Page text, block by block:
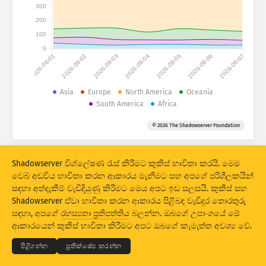
ප්‍රහාර සංඛ්‍යා ලේඛන: උපාංග
දත්ත කට්ටලය
යාවත්කාලීන කරන්න යළි සකසන්න
PNG ලෙස බාගත කරන්න
2026-08-01 2026-08-02 2026-08-03 2026-08-04 2026-08-05 2026-08-06 2026-08-07
0
100
200
300
Asia Europe North America
Oceania
South America
Africa
© 2026 The Shadowserver Foundation
© 2026THE SHADOWSERVER FOUNDATION
රහස්‍යභාවය සහ කොන්දේසි
අපව අමතන්න ණය
භාෂාව
Shadowserver විශ්ලේෂණ රැස් කිරීමට කුකීස් භාවිතා කරයි. මෙම
වෙබ් අඩවිය භාවිතා කරන ආකාරය මැනීමට සහ අපගේ පරිශීලකයින්
සඳහා අත්දැකීම් වැඩිදියුණු කිරීමට මෙය අපට ඉඩ සලසයි. කුකීස් සහ
Shadowserver ඒවා භාවිතා කරන ආකාරය පිළිබඳ වැඩිදුර තොරතුරු
සඳහා, අපගේ රහස්‍යතා ප්‍රතිපත්තිය බලන්න. ඔබගේ උපාංගයේ මේ
ආකාරයෙන් කුකීස් භාවිතා කිරීමට අපට ඔබගේ කැමැත්ත අවශ්‍ය වේ.
පිළිගන්න ප්‍රතික්ෂේප කරන්න